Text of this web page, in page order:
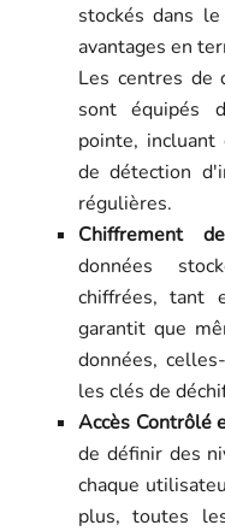
stockés dans
avantages en
Les centres de
sont équipés
pointe, incluant
de détection
régulières.
Chiffrement
données
chiffrées, tant
garantit que
données,
les clés de
Accès Contrôlé
de définir des
chaque
plus, toutes